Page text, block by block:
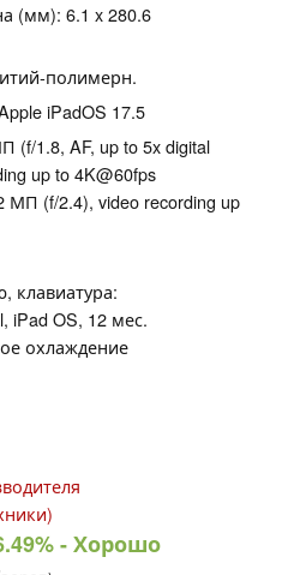
(мм): 6.1 x 280.6
полимерн.
iPadOS 17.5
(f/1.8, AF, up to 5x digital
up to 4K@60fps
МП (f/2.4), video recording up
клавиатура:
iPad OS, 12 мес.
охлаждение
- Хорошо